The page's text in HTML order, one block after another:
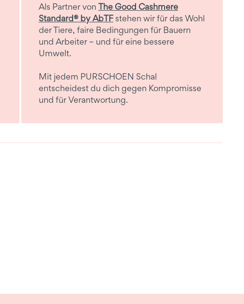
Als Partner von The Good Cashmere
Standard® by AbTFstehen wir für das Wohl
der Tiere, faire Bedingungen für Bauern
und Arbeiter – und für eine bessere
Umwelt.
Mit jedem PURSCHOEN Schal
entscheidest du dich gegen Kompromisse
und für Verantwortung.